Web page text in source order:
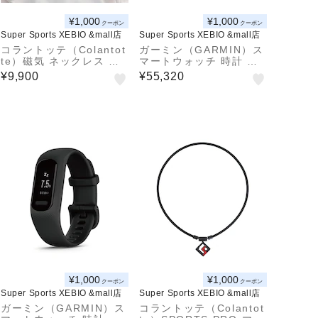
¥1,000 クーポン
Super Sports XEBIO &mall店
コラントッテ（Colantot
te）磁気 ネックレス ク
レスト プレミアムカラー
PBK ABAAS53 (ブラッ
¥9,900
¥1,000 クーポン
Super Sports XEBIO &mall店
ガーミン（GARMIN）ス
マートウォッチ 時計 フ
ォーランナー265S Fore
runner 265S 010-0281
¥55,320
¥1,000 クーポン
Super Sports XEBIO &mall店
ガーミン（GARMIN）ス
¥1,000 クーポン
Super Sports XEBIO &mall店
コラントッテ（Colantot